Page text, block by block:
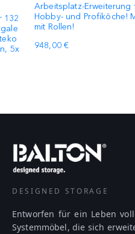
132
5x
Arbeitsplatz-Erweiterung
Hobby- und Profiköche!
mit Rollen!
948,00 €
DESIGNED STORAGE
Entworfen für ein Leben
Systemmöbel, die sich